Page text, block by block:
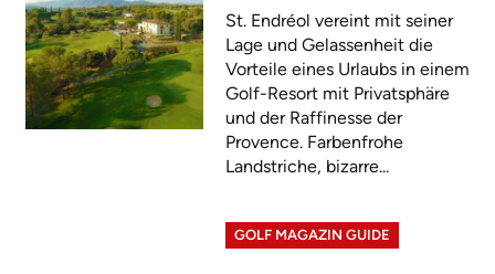
St. Endréol vereint mit seiner
Lage und Gelassenheit die
Vorteile eines Urlaubs in einem
Golf-Resort mit Privatsphäre
und der Raffinesse der
Provence. Farbenfrohe
Landstriche, bizarre...
GOLF MAGAZIN GUIDE